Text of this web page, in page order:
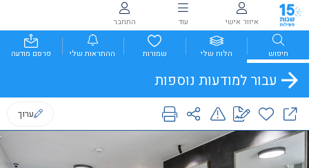
איזור אישי עוד התחבר
חיפוש הלוח שלי שמורות ההתראות שלי פרסם מודעה
עבור למודעות נוספות
ערוך